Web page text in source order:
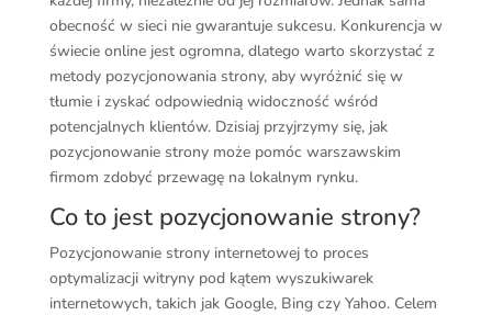
obecność w sieci nie gwarantuje sukcesu. Konkurencja w
świecie online jest ogromna, dlatego warto skorzystać z
metody pozycjonowania strony, aby wyróżnić się w
tłumie i zyskać odpowiednią widoczność wśród
potencjalnych klientów. Dzisiaj przyjrzymy się, jak
pozycjonowanie strony może pomóc warszawskim
firmom zdobyć przewagę na lokalnym rynku.
Co to jest pozycjonowanie strony?
Pozycjonowanie strony internetowej to proces
optymalizacji witryny pod kątem wyszukiwarek
internetowych, takich jak Google, Bing czy Yahoo. Celem